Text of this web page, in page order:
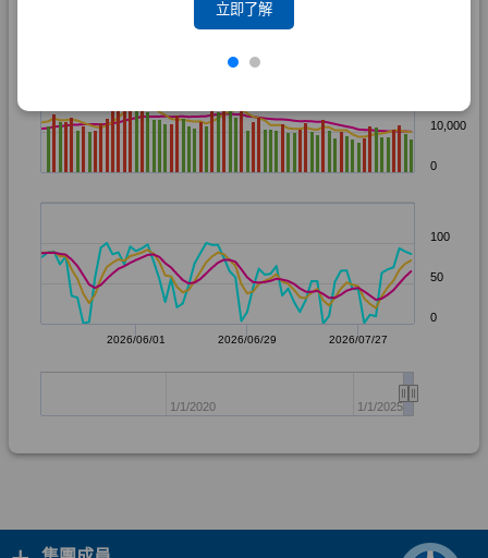
立即了解